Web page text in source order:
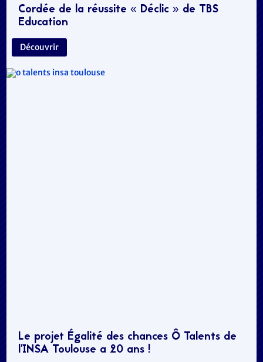
Cordée de la réussite « Déclic » de TBS
Education
Découvrir
Le projet Égalité des chances Ô Talents de
l’INSA Toulouse a 20 ans !